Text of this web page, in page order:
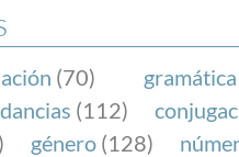
(70) gramática
(112)
género (128)